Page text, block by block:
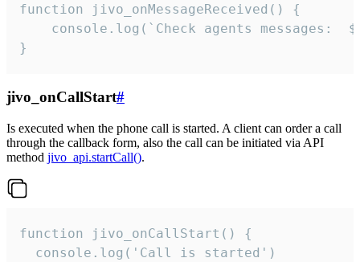
function jivo_onMessageReceived() {
}
jivo_onCallStart#
Is executed when the phone call is started. A client can order a call
through the callback form, also the call can be initiated via API
method jivo_api.startCall().
function jivo_onCallStart() {
  console.log('Call is started')